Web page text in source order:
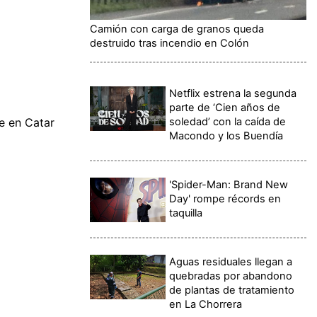
en Catar
Camión con carga de granos queda
destruido tras incendio en Colón
Netflix estrena la segunda
parte de ‘Cien años de
soledad’ con la caída de
Macondo y los Buendía
'Spider-Man: Brand New
Day' rompe récords en
taquilla
Aguas residuales llegan a
quebradas por abandono
de plantas de tratamiento
en La Chorrera